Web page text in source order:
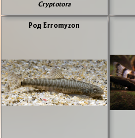
Cryptotora
Род Erromyzon